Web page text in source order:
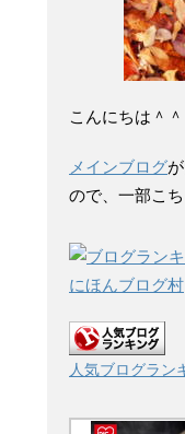
こんにちは＾
メインブログ
ので、一部こち
にほんブログ村
人気ブログラン